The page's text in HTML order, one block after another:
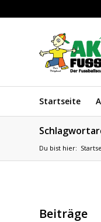
Startseite
Du bist hier:
Beiträge